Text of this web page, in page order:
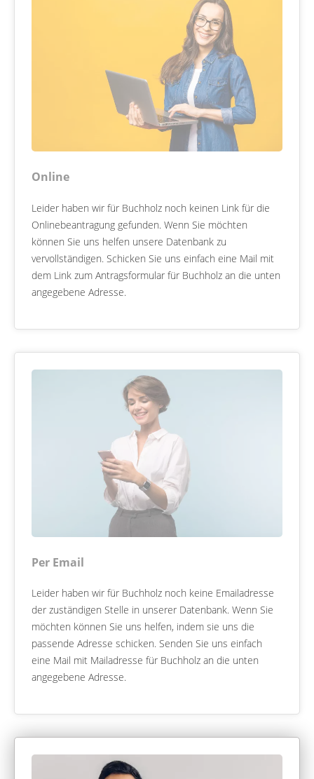
Online
Leider haben wir für Buchholz noch keinen Link für die
Onlinebeantragung gefunden. Wenn Sie möchten
können Sie uns helfen unsere Datenbank zu
vervollständigen. Schicken Sie uns einfach eine Mail mit
dem Link zum Antragsformular für Buchholz an die unten
angegebene Adresse.
Per Email
Leider haben wir für Buchholz noch keine Emailadresse
der zuständigen Stelle in unserer Datenbank. Wenn Sie
möchten können Sie uns helfen, indem sie uns die
passende Adresse schicken. Senden Sie uns einfach
eine Mail mit Mailadresse für Buchholz an die unten
angegebene Adresse.